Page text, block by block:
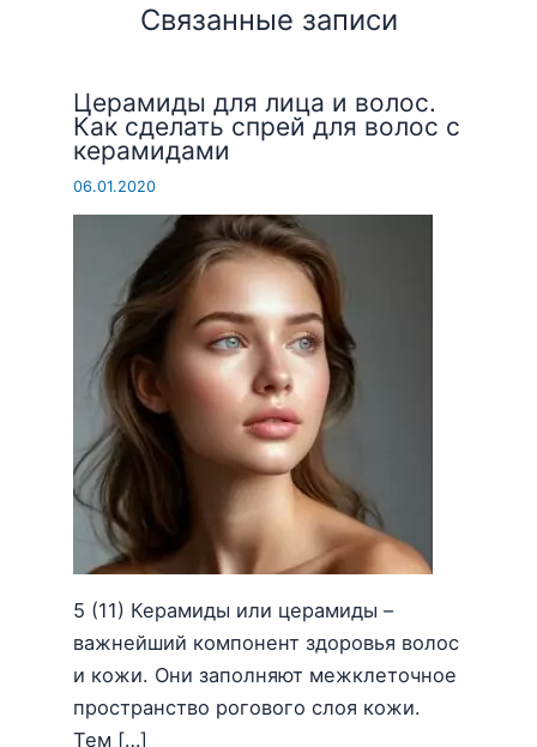
Связанные записи
Церамиды для лица и волос.
Как сделать спрей для волос с
керамидами
06.01.2020
5 (11) Керамиды или церамиды –
важнейший компонент здоровья волос
и кожи. Они заполняют межклеточное
пространство рогового слоя кожи.
Тем […]